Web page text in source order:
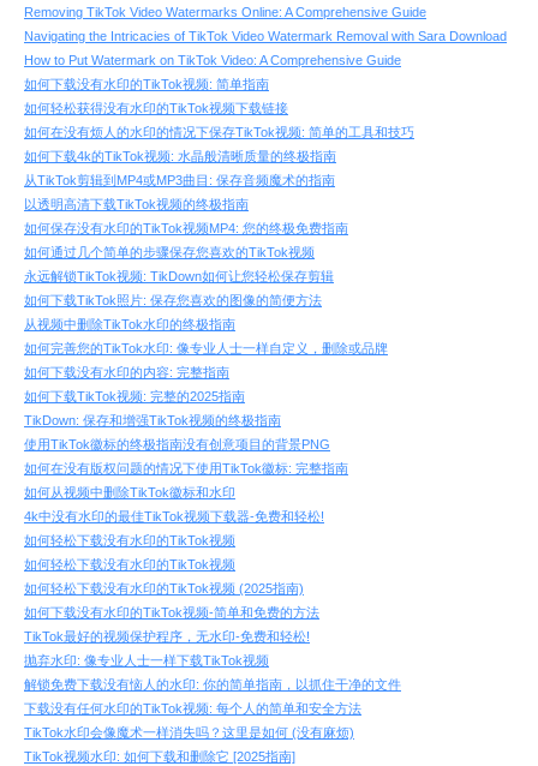
Removing TikTok Video Watermarks Online: A Comprehensive Guide
Navigating the Intricacies of TikTok Video Watermark Removal with Sara Download
How to Put Watermark on TikTok Video: A Comprehensive Guide
如何下载没有水印的TikTok视频: 简单指南
如何轻松获得没有水印的TikTok视频下载链接
如何在没有烦人的水印的情况下保存TikTok视频: 简单的工具和技巧
如何下载4k的TikTok视频: 水晶般清晰质量的终极指南
从TikTok剪辑到MP4或MP3曲目: 保存音频魔术的指南
以透明高清下载TikTok视频的终极指南
如何保存没有水印的TikTok视频MP4: 您的终极免费指南
如何通过几个简单的步骤保存您喜欢的TikTok视频
永远解锁TikTok视频: TikDown如何让您轻松保存剪辑
如何下载TikTok照片: 保存您喜欢的图像的简便方法
从视频中删除TikTok水印的终极指南
如何完善您的TikTok水印: 像专业人士一样自定义，删除或品牌
如何下载没有水印的内容: 完整指南
如何下载TikTok视频: 完整的2025指南
TikDown: 保存和增强TikTok视频的终极指南
使用TikTok徽标的终极指南没有创意项目的背景PNG
如何在没有版权问题的情况下使用TikTok徽标: 完整指南
如何从视频中删除TikTok徽标和水印
4k中没有水印的最佳TikTok视频下载器-免费和轻松!
如何轻松下载没有水印的TikTok视频
如何轻松下载没有水印的TikTok视频
如何轻松下载没有水印的TikTok视频 (2025指南)
如何下载没有水印的TikTok视频-简单和免费的方法
TikTok最好的视频保护程序，无水印-免费和轻松!
抛弃水印: 像专业人士一样下载TikTok视频
解锁免费下载没有恼人的水印: 你的简单指南，以抓住干净的文件
下载没有任何水印的TikTok视频: 每个人的简单和安全方法
TikTok水印会像魔术一样消失吗？这里是如何 (没有麻烦)
TikTok视频水印: 如何下载和删除它 [2025指南]